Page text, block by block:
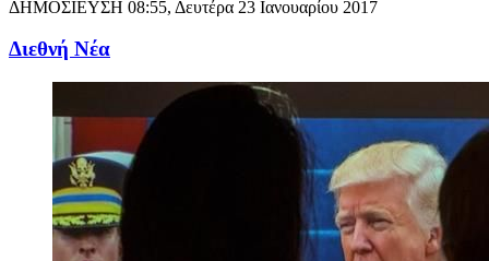
ΔΗΜΟΣΙΕΥΣΗ 08:55, Δευτέρα 23 Ιανουαρίου 2017
Διεθνή Νέα